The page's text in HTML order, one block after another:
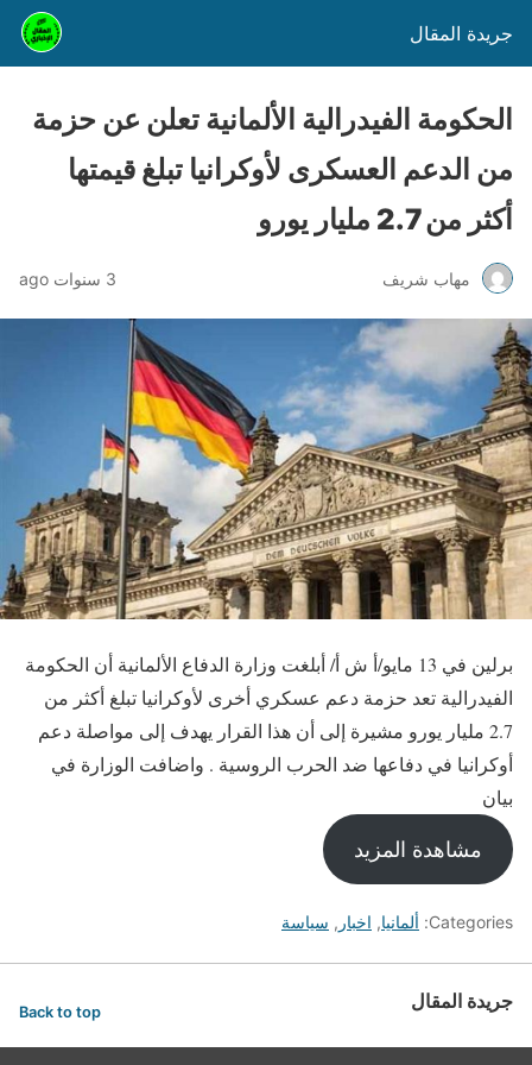
جريدة المقال
الحكومة الفيدرالية الألمانية تعلن عن حزمة
من الدعم العسكرى لأوكرانيا تبلغ قيمتها
أكثر من 2.7 مليار يورو
مهاب شريف 3 سنوات ago
برلين في 13 مايو/أ ش أ/ أبلغت وزارة الدفاع الألمانية أن الحكومة
الفيدرالية تعد حزمة دعم عسكري أخرى لأوكرانيا تبلغ أكثر من
2.7 مليار يورو مشيرة إلى أن هذا القرار يهدف إلى مواصلة دعم
أوكرانيا في دفاعها ضد الحرب الروسية . واضافت الوزارة في
بيان
مشاهدة المزيد
Categories: ألمانيا, اخبار , سياسة
جريدة المقال Back to top